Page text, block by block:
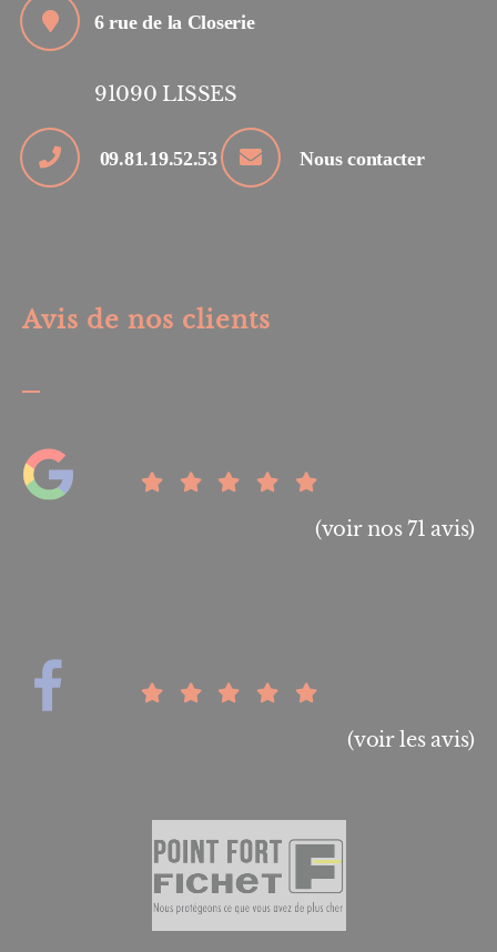
6 rue de la Closerie
91090 LISSES
09.81.19.52.53 Nous contacter
Avis de nos clients
(voir nos 71 avis)
(voir les avis)